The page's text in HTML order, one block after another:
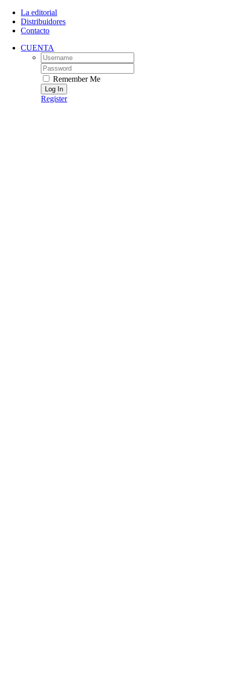
Skip
content
La editorial
Distribuidores
Contacto
CUENTA
Username:
Password:
Remember Me
Register